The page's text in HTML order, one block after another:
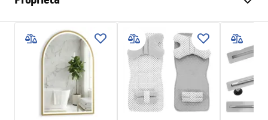
Grigio
Materiale
Vetro opaco, Metallo
Metodo di installazione
A vite
Larghezza
115mm
Altezza
95mm